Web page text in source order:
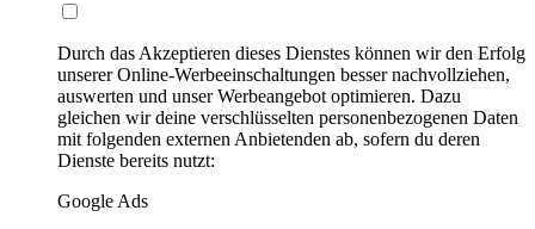
Durch das Akzeptieren dieses Dienstes können wir den Erfolg
unserer Online-Werbeeinschaltungen besser nachvollziehen,
auswerten und unser Werbeangebot optimieren. Dazu
gleichen wir deine verschlüsselten personenbezogenen Daten
mit folgenden externen Anbietenden ab, sofern du deren
Dienste bereits nutzt:
Google Ads